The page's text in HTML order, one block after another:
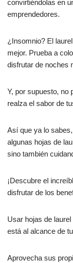
convirtiéndolas en
emprendedores.
¿Insomnio? El
mejor. Prueba a
disfrutar de noches
Y, por supuesto, no
realza el sabor de
Así que ya lo
algunas hojas de
sino también
¡Descubre el
disfrutar de los
Usar hojas de
está al alcance de
Aprovecha sus